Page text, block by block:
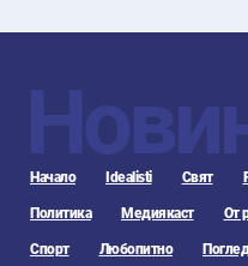
Начало Idealisti Свят
Политика Медиякаст От
Спорт Любопитно